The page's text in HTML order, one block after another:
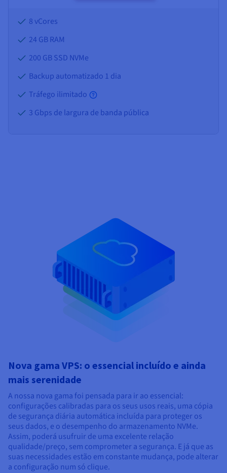
8 vCores
24 GBRAM
200 GB SSD NVMe
Backup automatizado 1 dia
Tráfego ilimitado
3 Gbps de largura de banda pública
Nova gama VPS: o essencial incluído e ainda
mais serenidade
A nossa nova gama foi pensada para ir ao essencial:
configurações calibradas para os seus usos reais, uma cópia
de segurança diária automática incluída para proteger os
seus dados, e o desempenho do armazenamento NVMe.
Assim, poderá usufruir de uma excelente relação
qualidade/preço, sem comprometer a segurança. E já que as
suas necessidades estão em constante mudança, pode alterar
a configuração num só clique.